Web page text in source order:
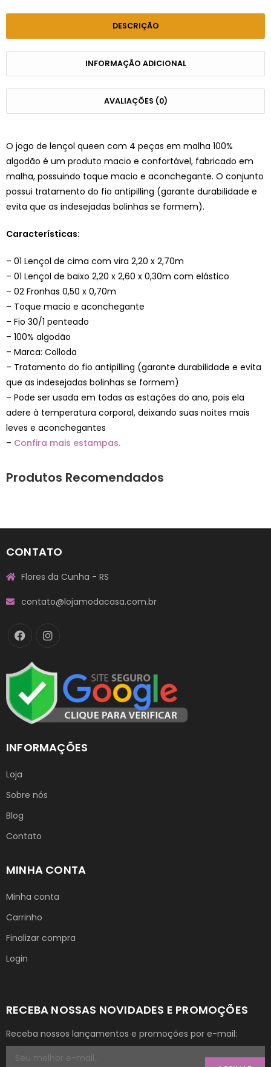
DESCRIÇÃO
INFORMAÇÃO ADICIONAL
AVALIAÇÕES (0)
O jogo de lençol queen com 4 peças em malha 100%
algodão é um produto macio e confortável, fabricado em
malha, possuindo toque macio e aconchegante. O conjunto
possui tratamento do fio antipilling (garante durabilidade e
evita que as indesejadas bolinhas se formem).
Características:
– 01 Lençol de cima com vira 2,20 x 2,70m
– 01 Lençol de baixo 2,20 x 2,60 x 0,30m com elástico
– 02 Fronhas 0,50 x 0,70m
– Toque macio e aconchegante
– Fio 30/1 penteado
– 100% algodão
– Marca: Colloda
– Tratamento do fio antipilling (garante durabilidade e evita
que as indesejadas bolinhas se formem)
– Pode ser usada em todas as estações do ano, pois ela
adere à temperatura corporal, deixando suas noites mais
leves e aconchegantes
– Confira mais estampas.
Produtos Recomendados
CONTATO
Flores da Cunha - RS
contato@lojamodacasa.com.br
INFORMAÇÕES
Loja
Sobre nós
Blog
Contato
MINHA CONTA
Minha conta
Carrinho
Finalizar compra
Login
RECEBA NOSSAS NOVIDADES E PROMOÇÕES
Receba nossos lançamentos e promoções por e-mail: